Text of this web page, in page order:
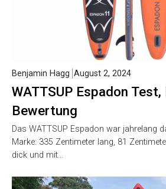
WATTSUP Espadon
Bewertung
Benjamin Hagg August 2, 2024
Das WATTSUP Espadon war jahrelang
Marke: 335 Zentimeter lang, 81
dick und mit…